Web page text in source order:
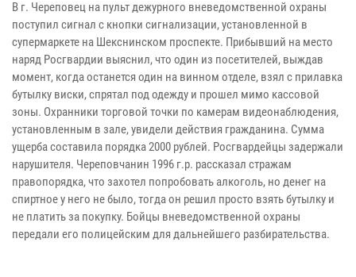
В г. Череповец на пульт дежурного вневедомственной охраны
поступил сигнал с кнопки сигнализации, установленной в
супермаркете на Шекснинском проспекте. Прибывший на место
наряд Росгвардии выяснил, что один из посетителей, выждав
момент, когда останется один на винном отделе, взял с прилавка
бутылку виски, спрятал под одежду и прошел мимо кассовой
зоны. Охранники торговой точки по камерам видеонаблюдения,
установленным в зале, увидели действия гражданина. Сумма
ущерба составила порядка 2000 рублей. Росгвардейцы задержали
нарушителя. Череповчанин 1996 г.р. рассказал стражам
правопорядка, что захотел попробовать алкоголь, но денег на
спиртное у него не было, тогда он решил просто взять бутылку и
не платить за покупку. Бойцы вневедомственной охраны
передали его полицейским для дальнейшего разбирательства.